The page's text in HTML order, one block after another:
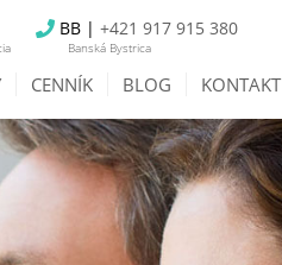
BB | +421 917 915 380
Banská Bystrica
CENNÍK BLOG KONTAKT